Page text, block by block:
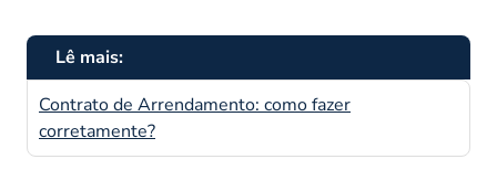
Lê mais:
Contrato de Arrendamento: como fazer
corretamente?